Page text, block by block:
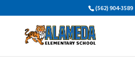
to
(562) 904-3589